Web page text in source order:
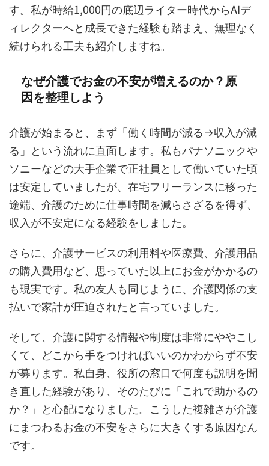
す。私が時給1,000円の底辺ライター時代からAIデ
ィレクターへと成長できた経験も踏まえ、無理なく
続けられる工夫も紹介しますね。
なぜ介護でお金の不安が増えるのか？原
因を整理しよう
介護が始まると、まず「働く時間が減る→収入が減
る」という流れに直面します。私もパナソニックや
ソニーなどの大手企業で正社員として働いていた頃
は安定していましたが、在宅フリーランスに移った
途端、介護のために仕事時間を減らさざるを得ず、
収入が不安定になる経験をしました。
さらに、介護サービスの利用料や医療費、介護用品
の購入費用など、思っていた以上にお金がかかるの
も現実です。私の友人も同じように、介護関係の支
払いで家計が圧迫されたと言っていました。
そして、介護に関する情報や制度は非常にややこし
くて、どこから手をつければいいのかわからず不安
が募ります。私自身、役所の窓口で何度も説明を聞
き直した経験があり、そのたびに「これで助かるの
か？」と心配になりました。こうした複雑さが介護
にまつわるお金の不安をさらに大きくする原因なん
です。